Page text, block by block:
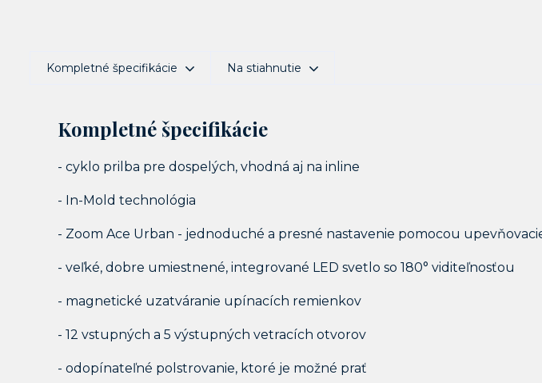
Kompletné špecifikácie Na stiahnutie
Kompletné špecifikácie
- cyklo prilba pre dospelých, vhodná aj na inline
- In-Mold technológia
- Zoom Ace Urban - jednoduché a presné nastavenie pomocou
- veľké, dobre umiestnené, integrované LED svetlo so 180° viditeľnosťou
- magnetické uzatváranie upínacích remienkov
- 12 vstupných a 5 výstupných vetracích otvorov
- odopínateľné polstrovanie, ktoré je možné prať